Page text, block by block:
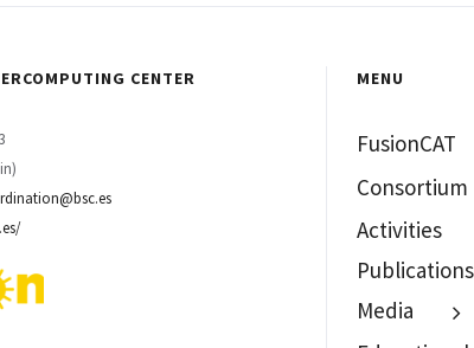
CENTER MENU
FusionCAT
Consortium
Activities
Publications
Media